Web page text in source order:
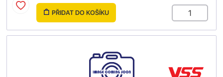
PŘIDAT DO KOŠÍKU